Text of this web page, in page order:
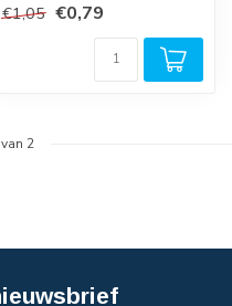
€1,05 €0,79
van 2